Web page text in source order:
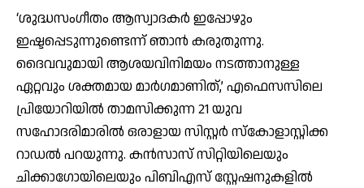
‘ശുദ്ധസംഗീതം ആസ്വാദകര്‍ ഇപ്പോഴും
ഇഷ്ടപ്പെടുന്നുണ്ടെന്ന് ഞാന്‍ കരുതുന്നു.
ദൈവവുമായി ആശയവിനിമയം നടത്താനുള്ള
ഏറ്റവും ശക്തമായ മാര്‍ഗമാണിത്,’ എഫെസസിലെ
പ്രിയോറിയില്‍ താമസിക്കുന്ന 21 യുവ
സഹോദരിമാരില്‍ ഒരാളായ സിസ്റ്റര്‍ സ്‌കോളാസ്റ്റിക്ക
റാഡല്‍ പറയുന്നു. കന്‍സാസ് സിറ്റിയിലെയും
ചിക്കാഗോയിലെയും പിബിഎസ് സ്റ്റേഷനുകളില്‍